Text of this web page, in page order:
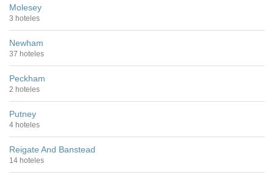
Molesey
3 hoteles
Newham
37 hoteles
Peckham
2 hoteles
Putney
4 hoteles
Reigate And Banstead
14 hoteles